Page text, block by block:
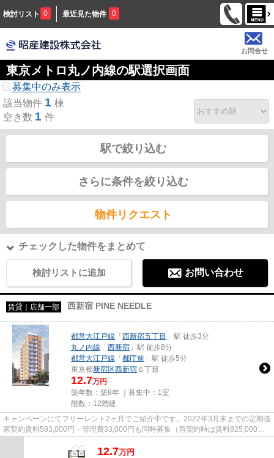
検討リスト 0 最近見た物件 0
お問合せ
東京メトロ丸ノ内線の駅選択画面
募集中のみ表示
該当物件 1 棟
空き数 1 件
駅で絞り込む
さらに条件を絞り込む
物件リクエスト
チェックした物件をまとめて
検討リストに追加 お問い合わせ
賃貸｜店舗一部 西新宿 PINE NEEDLE
都営大江戸線 「 西新宿五丁目 」駅 徒歩3分
丸ノ内線 「 西新宿 」駅 徒歩8分
都営大江戸線 「 都庁前 」駅 徒歩5分
東京都新宿区西新宿 ６丁目
12.7万円
築年数：築8年 ｜募集中： 1室
階数：12階建
キャンペーンにてフリーレント2ヶ月でご紹介中です。2022年3月末までの定期借
家契約賃料583,000円・管理費33,000円も同時募集（再契約時は賃料825,000円
12.7万円